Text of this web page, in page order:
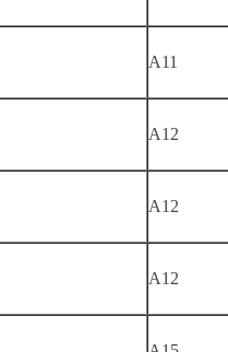
A11
A12
A12
A12